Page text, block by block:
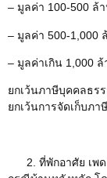
– มูลค่า 100-500 ล้
– มูลค่า 500-1,000
– มูลค่าเกิน 1,000
ยกเว้นภาษีบุคคลธร
ยกเว้นการจัดเก็บภ
ที่พักอาศัย เพ